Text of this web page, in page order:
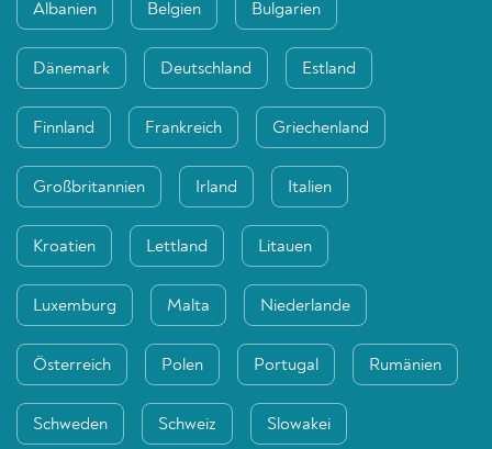
Albanien Belgien Bulgarien
Dänemark Deutschland Estland
Finnland Frankreich Griechenland
Großbritannien Irland Italien
Kroatien Lettland Litauen
Luxemburg Malta Niederlande
Österreich Polen Portugal Rumänien
Schweden Schweiz Slowakei